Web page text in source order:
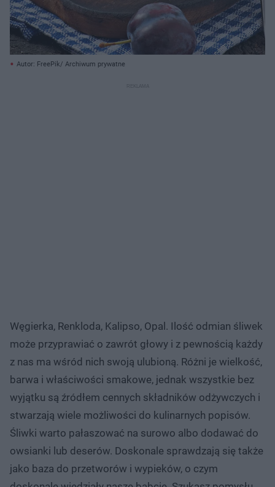
Autor: FreePik/ Archiwum prywatne
Węgierka, Renkloda, Kalipso, Opal. Ilość odmian śliwek
może przyprawiać o zawrót głowy i z pewnością każdy
z nas ma wśród nich swoją ulubioną. Różni je wielkość,
barwa i właściwości smakowe, jednak wszystkie bez
wyjątku są źródłem cennych składników odżywczych i
stwarzają wiele możliwości do kulinarnych popisów.
Śliwki warto pałaszować na surowo albo dodawać do
owsianki lub deserów. Doskonale sprawdzają się także
jako baza do przetworów i wypieków, o czym